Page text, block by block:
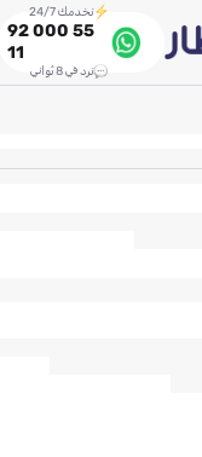
نخدمك 24/7
92 000 55
11
نرد في 8 ثواني